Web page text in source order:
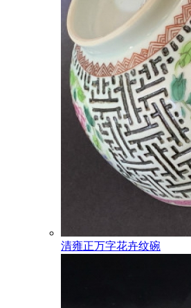
清雍正万字花卉纹碗